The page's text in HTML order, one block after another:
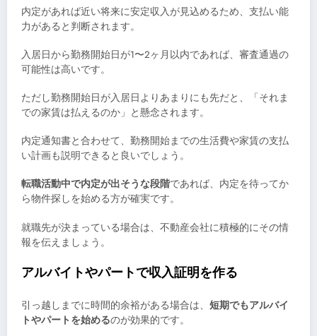
内定があれば近い将来に安定収入が見込めるため、支払い能
力があると判断されます。
入居日から勤務開始日が1〜2ヶ月以内であれば、審査通過の
可能性は高いです。
ただし勤務開始日が入居日よりあまりにも先だと、「それま
での家賃は払えるのか」と懸念されます。
内定通知書と合わせて、勤務開始までの生活費や家賃の支払
い計画も説明できると良いでしょう。
転職活動中で内定が出そうな段階であれば、内定を待ってか
ら物件探しを始める方が確実です。
就職先が決まっている場合は、不動産会社に積極的にその情
報を伝えましょう。
アルバイトやパートで収入証明を作る
引っ越しまでに時間的余裕がある場合は、 短期でもアルバイ
トやパートを始めるのが効果的です。